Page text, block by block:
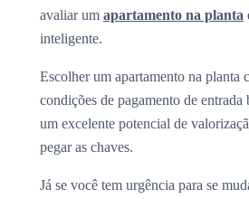
avaliar um apartamento na planta
inteligente.
Escolher um apartamento na planta
condições de pagamento de
um excelente potencial de
pegar as chaves.
Já se você tem urgência para se